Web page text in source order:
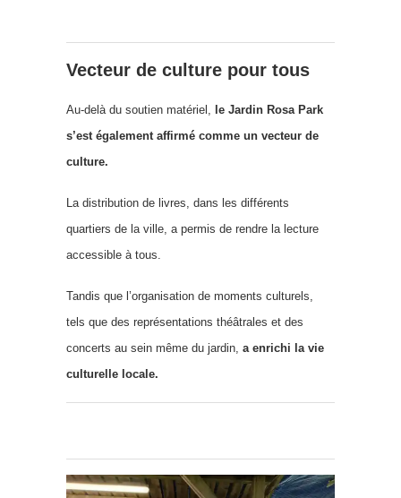
Vecteur de culture pour tous
Au-delà du soutien matériel, le Jardin Rosa Park
s’est également affirmé comme un vecteur de
culture.
La distribution de livres, dans les différents
quartiers de la ville, a permis de rendre la lecture
accessible à tous.
Tandis que l’organisation de moments culturels,
tels que des représentations théâtrales et des
concerts au sein même du jardin, a enrichi la vie
culturelle locale.